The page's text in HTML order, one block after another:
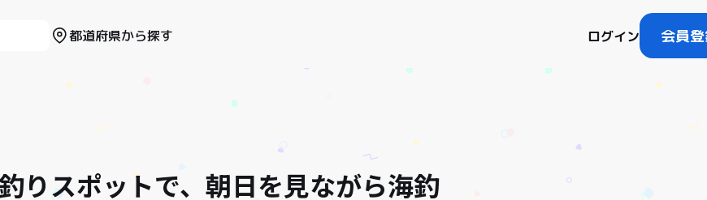
都道府県から探す ログイン 会員
りスポットで、朝日を見ながら海釣